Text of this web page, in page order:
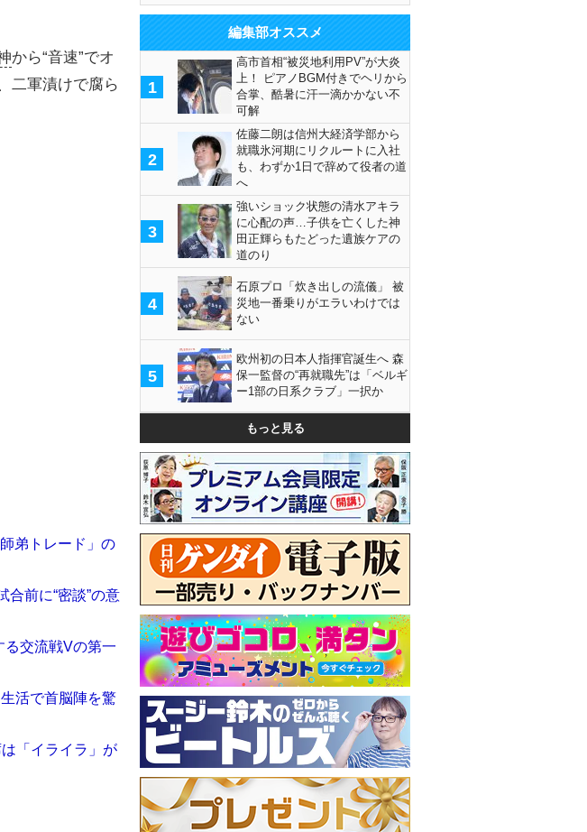
から“音速”でオ
二軍漬けで腐ら
弟トレード」の
前に“密談”の意
る交流戦Vの第一
活で首脳陣を驚
「イライラ」が
編集部オススメ
1
高市首相“被災地利用PV”が大炎
上！ ピアノBGM付きでヘリから
合掌、酷暑に汗一滴かかない不
可解
2
佐藤二朗は信州大経済学部から
就職氷河期にリクルートに入社
も、わずか1日で辞めて役者の道
へ
3
強いショック状態の清水アキラ
に心配の声…子供を亡くした神
田正輝らもたどった遺族ケアの
道のり
4
石原プロ「炊き出しの流儀」 被
災地一番乗りがエラいわけでは
ない
5
欧州初の日本人指揮官誕生へ 森
保一監督の“再就職先”は「ベルギ
ー1部の日系クラブ」一択か
もっと見る